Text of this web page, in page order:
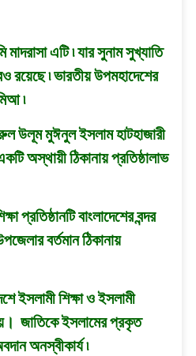
এটি ৷ যার সুনাম সুখ্যাতি
রয়েছে ৷ ভারতীয় উপমহাদেশের
৷
উলূম মুঈনুল ইসলাম হাটহাজারী
অস্থায়ী ঠিকানায় প্রতিষ্ঠালাভ
প্রতিষ্ঠানটি বাংলাদেশের বন্দর
বর্তমান ঠিকানায়
ইসলামী শিক্ষা ও ইসলামী
জাতিকে ইসলামের প্রকৃত
অনস্বীকার্য ৷